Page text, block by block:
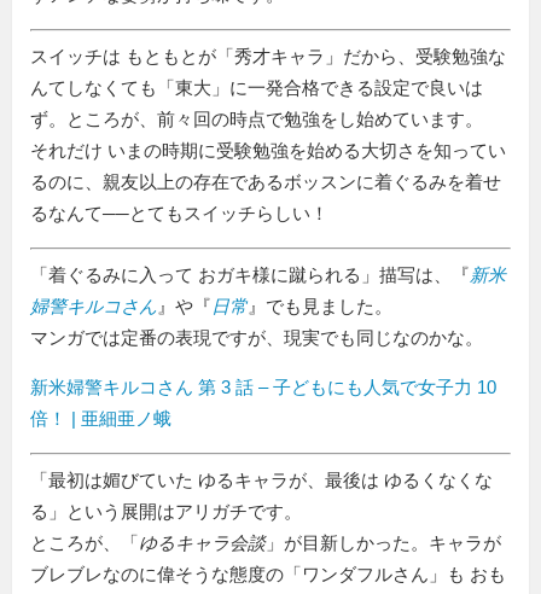
スイッチは もともとが「秀才キャラ」だから、受験勉強な
んてしなくても「東大」に一発合格できる設定で良いは
ず。ところが、前々回の時点で勉強をし始めています。
それだけ いまの時期に受験勉強を始める大切さを知ってい
るのに、親友以上の存在であるボッスンに着ぐるみを着せ
るなんて──とてもスイッチらしい！
「着ぐるみに入って おガキ様に蹴られる」描写は、『新米
婦警キルコさん 』や『日常』でも見ました。
マンガでは定番の表現ですが、現実でも同じなのかな。
新米婦警キルコさん 第 3 話 – 子どもにも人気で女子力 10
倍！ | 亜細亜ノ蛾
「最初は媚びていた ゆるキャラが、最後は ゆるくなくな
る」という展開はアリガチです。
ところが、「ゆるキャラ会談」が目新しかった。キャラが
ブレブレなのに偉そうな態度の
ワンダフルさん
も おも